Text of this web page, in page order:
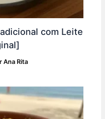
com Leite
Ana Rita